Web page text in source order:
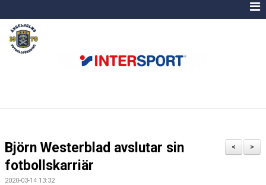
STARTSIDA
NYHETER
LÄNKAR
>
<
Björn Westerblad avslutar sin
fotbollskarriär
2020-03-14 13:32